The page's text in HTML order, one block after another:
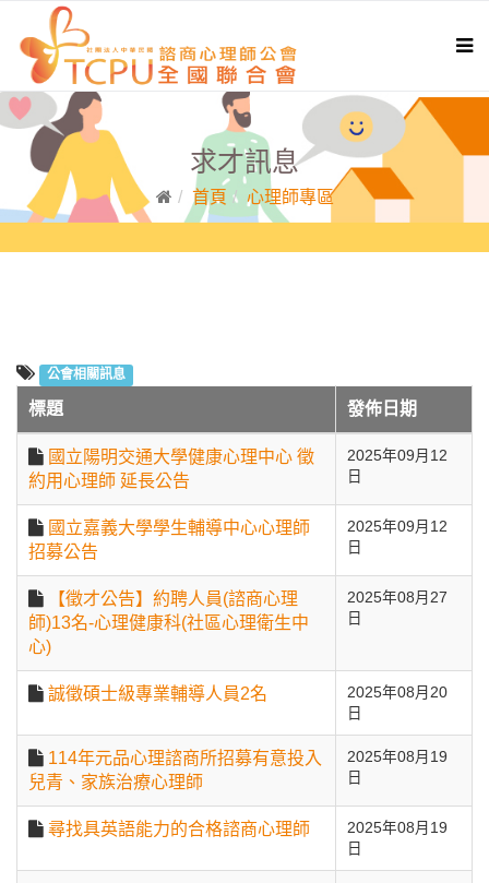
求才訊息
首頁 心理師專區
公會相關訊息
標題 發佈日期
國立陽明交通大學健康心理中心 徵
約用心理師 延長公告
2025年09月12
日
國立嘉義大學學生輔導中心心理師
招募公告
2025年09月12
日
【徵才公告】約聘人員(諮商心理
師)13名-心理健康科(社區心理衛生中
心)
2025年08月27
日
誠徵碩士級專業輔導人員2名
2025年08月20
日
114年元品心理諮商所招募有意投入
兒青、家族治療心理師
2025年08月19
日
尋找具英語能力的合格諮商心理師
2025年08月19
日